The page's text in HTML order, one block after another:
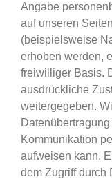
Angabe
auf unseren
(beispielsweise
erhoben werden,
freiwilliger Basis.
ausdrückliche
weitergegeben.
Kommunikation
aufweisen kann.
dem Zugriff durch